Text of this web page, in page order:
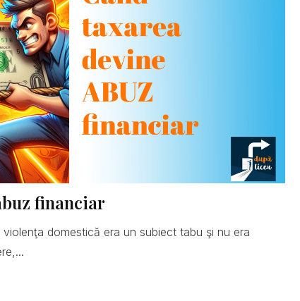
financiar
domestică era un subiect tabu şi nu era